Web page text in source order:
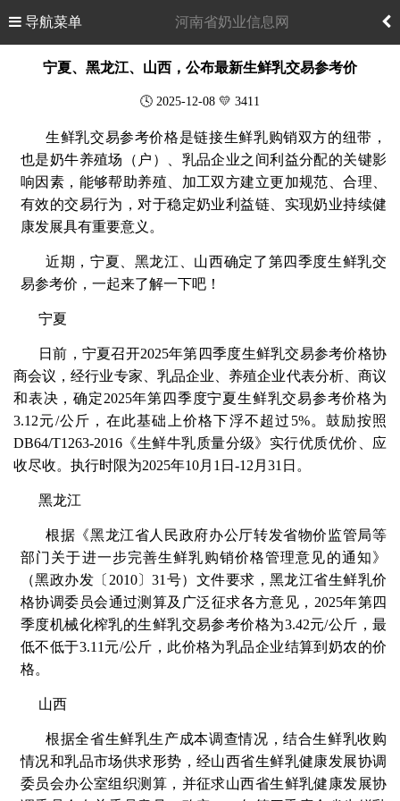
导航菜单 河南省奶业信息网
宁夏、黑龙江、山西，公布最新生鲜乳交易参考价
🕓 2025-12-08 💛 3411
生鲜乳交易参考价格是链接生鲜乳购销双方的纽带，
也是奶牛养殖场（户）、乳品企业之间利益分配的关键影
响因素，能够帮助养殖、加工双方建立更加规范、合理、
有效的交易行为，对于稳定奶业利益链、实现奶业持续健
康发展具有重要意义。
近期，宁夏、黑龙江、山西确定了第四季度生鲜乳交
易参考价，一起来了解一下吧！
宁夏
日前， 宁夏召开2025年第四季度生鲜乳交易参考价格协
商会议，经行业专家、乳品企业、养殖企业代表分析、商议
和表决，确定2025年第四季度宁夏生鲜乳交易参考价格为
3.12元/公斤，在此基础上价格下浮不超过5%。鼓励按照
DB64/T1263-2016《生鲜牛乳质量分级》实行优质优价、应
收尽收。执行时限为2025年10月1日-12月31日。
黑龙江
根据《黑龙江省人民政府办公厅转发省物价监管局等
部门关于进一步完善生鲜乳购销价格管理意见的通知》
（黑政办发〔2010〕31号）文件要求，黑龙江省生鲜乳价
格协调委员会通过测算及广泛征求各方意见，2025年第四
季度机械化榨乳的生鲜乳交易参考价格为3.42元/公斤，最
低不低于3.11元/公斤，此价格为乳品企业结算到奶农的价
格。
山西
根据全省生鲜乳生产成本调查情况，结合生鲜乳收购
情况和乳品市场供求形势，经山西省生鲜乳健康发展协调
委员会办公室组织测算，并征求山西省生鲜乳健康发展协